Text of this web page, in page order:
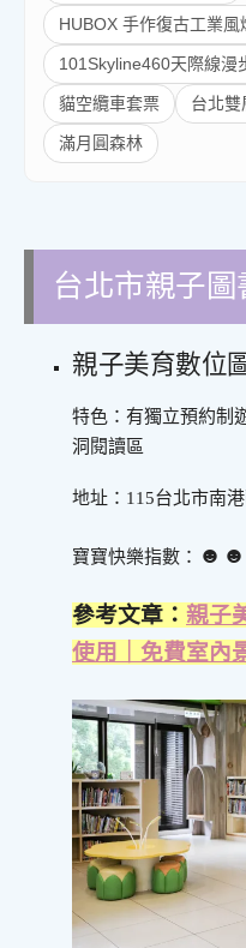
HUBOX 手作復古工業風
101Skyline460天際線漫
貓空纜車套票 台北雙
滿月圓森林
台北市親子圖
親子美育數位
特色：有獨立預約制
洞閱讀區
地址：115台北市南
寶寶快樂指數：
參考文章： 親子
使用｜免費室內